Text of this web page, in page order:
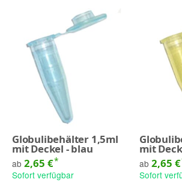
Globulibehälter 1,5ml
mit Deckel - blau
ab 2,65 €*
Sofort verfügbar
mit
ab 2,65
Sofort